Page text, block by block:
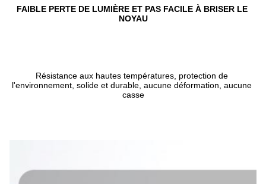
FAIBLE PERTE DE LUMIÈRE ET PAS FACILE À BRISER LE
NOYAU
Résistance aux hautes températures, protection de
l'environnement, solide et durable, aucune déformation, aucune
casse